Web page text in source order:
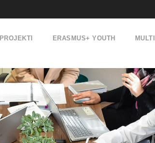
PROJEKTI ERASMUS+ YOUTH